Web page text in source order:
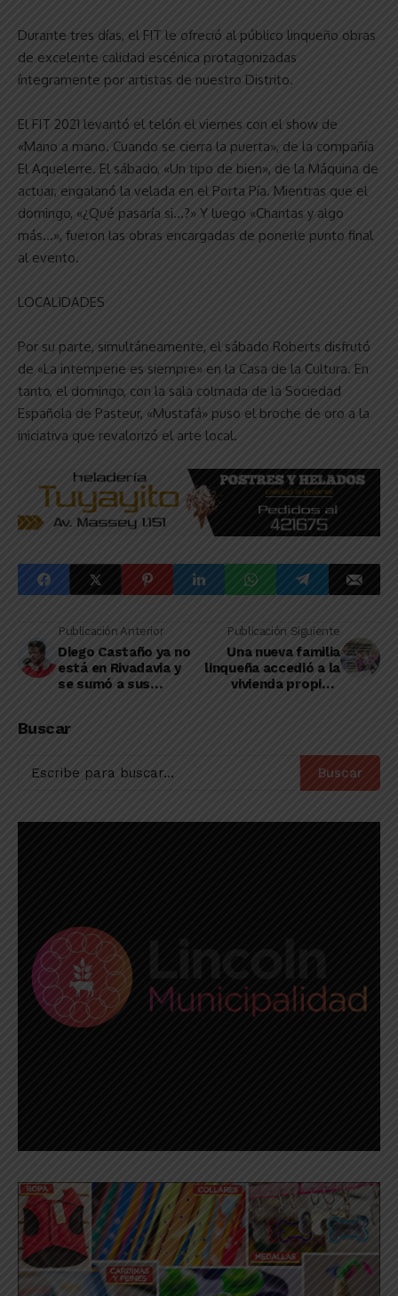
Durante tres días, el FIT le ofreció al público linqueño obras
de excelente calidad escénica protagonizadas
íntegramente por artistas de nuestro Distrito.
El FIT 2021 levantó el telón el viernes con el show de
«Mano a mano. Cuando se cierra la puerta», de la compañía
El Aquelerre. El sábado, «Un tipo de bien», de la Máquina de
actuar, engalanó la velada en el Porta Pía. Mientras que el
domingo, «¿Qué pasaría si…?» Y luego «Chantas y algo
más…», fueron las obras encargadas de ponerle punto final
al evento.
LOCALIDADES
Por su parte, simultáneamente, el sábado Roberts disfrutó
de «La intemperie es siempre» en la Casa de la Cultura. En
tanto, el domingo, con la sala colmada de la Sociedad
Española de Pasteur, «Mustafá» puso el broche de oro a la
iniciativa que revalorizó el arte local.
Publicación Anterior
Diego Castaño ya no
está en Rivadavia y
se sumó a sus
Publicación Siguiente
Una nueva familia
linqueña accedió a la
vivienda propia a
Buscar
Buscar